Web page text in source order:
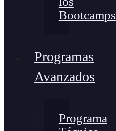
Bootcamps
Programas
Avanzados
Programa